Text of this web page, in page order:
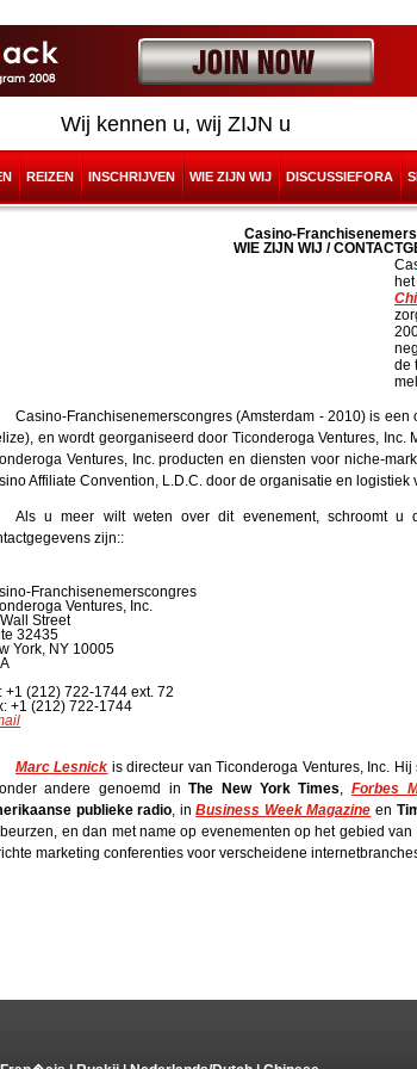
REIZEN INSCHRIJVEN WIE ZIJN WIJ DISCUSSIEFORA
Wij kennen u, wij ZIJN u
Casino-
WIE ZIJN WIJ /
het
de
Casino-Franchisenemerscongres (Amsterdam - 2010) is
en wordt georganiseerd door Ticonderoga Ventures, Inc.
Ventures, Inc. producten en diensten voor niche-
Affiliate Convention, L.D.C. door de organisatie en
Als u meer wilt weten over dit evenement, schroomt u
zijn::
Franchisenemerscongres
Ventures, Inc.
Street
32435
York, NY 10005
+1 (212) 722-1744 ext. 72
+1 (212) 722-1744
Marc Lesnick is directeur van Ticonderoga Ventures, Inc.
andere genoemd inThe New York Times,Forbes
publieke radio, inBusiness Week Magazine en
en dan met name op evenementen op het gebied
marketing conferenties voor verscheidene